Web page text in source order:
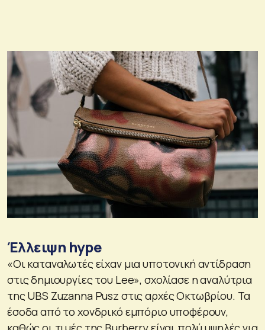
Έλλειψη hype
«Οι καταναλωτές είχαν μια υποτονική αντίδραση
στις δημιουργίες του Lee», σχολίασε η αναλύτρια
της UBS Zuzanna Pusz στις αρχές Οκτωβρίου. Τα
έσοδα από το χονδρικό εμπόριο υποφέρουν,